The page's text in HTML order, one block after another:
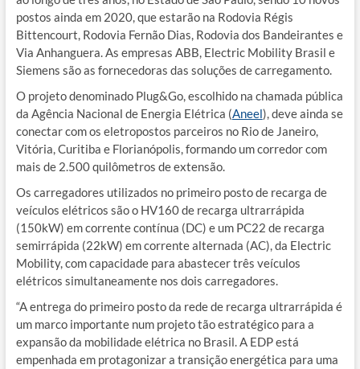
postos ainda em 2020, que estarão na Rodovia Régis
Bittencourt, Rodovia Fernão Dias, Rodovia dos Bandeirantes e
Via Anhanguera. As empresas ABB, Electric Mobility Brasil e
Siemens são as fornecedoras das soluções de carregamento.
O projeto denominado Plug&Go, escolhido na chamada pública
da Agência Nacional de Energia Elétrica (Aneel), deve ainda se
conectar com os eletropostos parceiros no Rio de Janeiro,
Vitória, Curitiba e Florianópolis, formando um corredor com
mais de 2.500 quilômetros de extensão.
Os carregadores utilizados no primeiro posto de recarga de
veículos elétricos são o HV160 de recarga ultrarrápida
(150kW) em corrente contínua (DC) e um PC22 de recarga
semirrápida (22kW) em corrente alternada (AC), da Electric
Mobility, com capacidade para abastecer três veículos
elétricos simultaneamente nos dois carregadores.
“A entrega do primeiro posto da rede de recarga ultrarrápida é
um marco importante num projeto tão estratégico para a
expansão da mobilidade elétrica no Brasil. A EDP está
empenhada em protagonizar a transição energética para uma